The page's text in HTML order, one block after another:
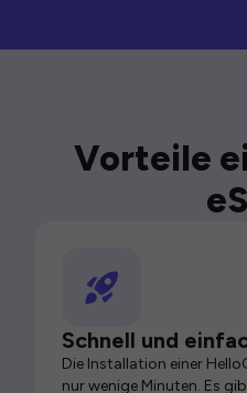
Vorteile
Schnell und
Die Installation einer
nur wenige Minuten. Es